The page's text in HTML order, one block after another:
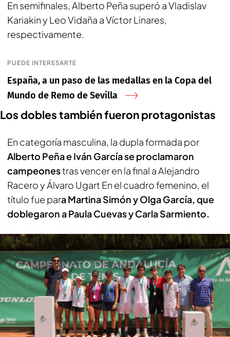
En semifinales, Alberto Peña superó a Vladislav
Kariakin y Leo Vidaña a Víctor Linares,
respectivamente.
PUEDE INTERESARTE
España, a un paso de las medallas en la Copa del
Mundo de Remo de Sevilla
Los dobles también fueron protagonistas
En categoría masculina, la dupla formada por
Alberto Peña e Iván García se proclamaron
campeonestras vencer en la final a Alejandro
Racero y Álvaro Ugart En el cuadro femenino, el
título fue para Martina Simón y Olga García, que
doblegaron a Paula Cuevas y Carla Sarmiento.